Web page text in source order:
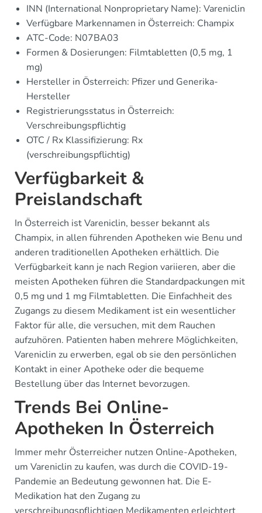
INN (International Nonproprietary Name): Vareniclin
Verfügbare Markennamen in Österreich: Champix
ATC-Code: N07BA03
Formen & Dosierungen: Filmtabletten (0,5 mg, 1
mg)
Hersteller in Österreich: Pfizer und Generika-
Hersteller
Registrierungsstatus in Österreich:
Verschreibungspflichtig
OTC / Rx Klassifizierung: Rx
(verschreibungspflichtig)
Verfügbarkeit &
Preislandschaft
In Österreich ist Vareniclin, besser bekannt als
Champix, in allen führenden Apotheken wie Benu und
anderen traditionellen Apotheken erhältlich. Die
Verfügbarkeit kann je nach Region variieren, aber die
meisten Apotheken führen die Standardpackungen mit
0,5 mg und 1 mg Filmtabletten. Die Einfachheit des
Zugangs zu diesem Medikament ist ein wesentlicher
Faktor für alle, die versuchen, mit dem Rauchen
aufzuhören. Patienten haben mehrere Möglichkeiten,
Vareniclin zu erwerben, egal ob sie den persönlichen
Kontakt in einer Apotheke oder die bequeme
Bestellung über das Internet bevorzugen.
Trends Bei Online-
Apotheken In Österreich
Immer mehr Österreicher nutzen Online-Apotheken,
um Vareniclin zu kaufen, was durch die COVID-19-
Pandemie an Bedeutung gewonnen hat. Die E-
Medikation hat den Zugang zu